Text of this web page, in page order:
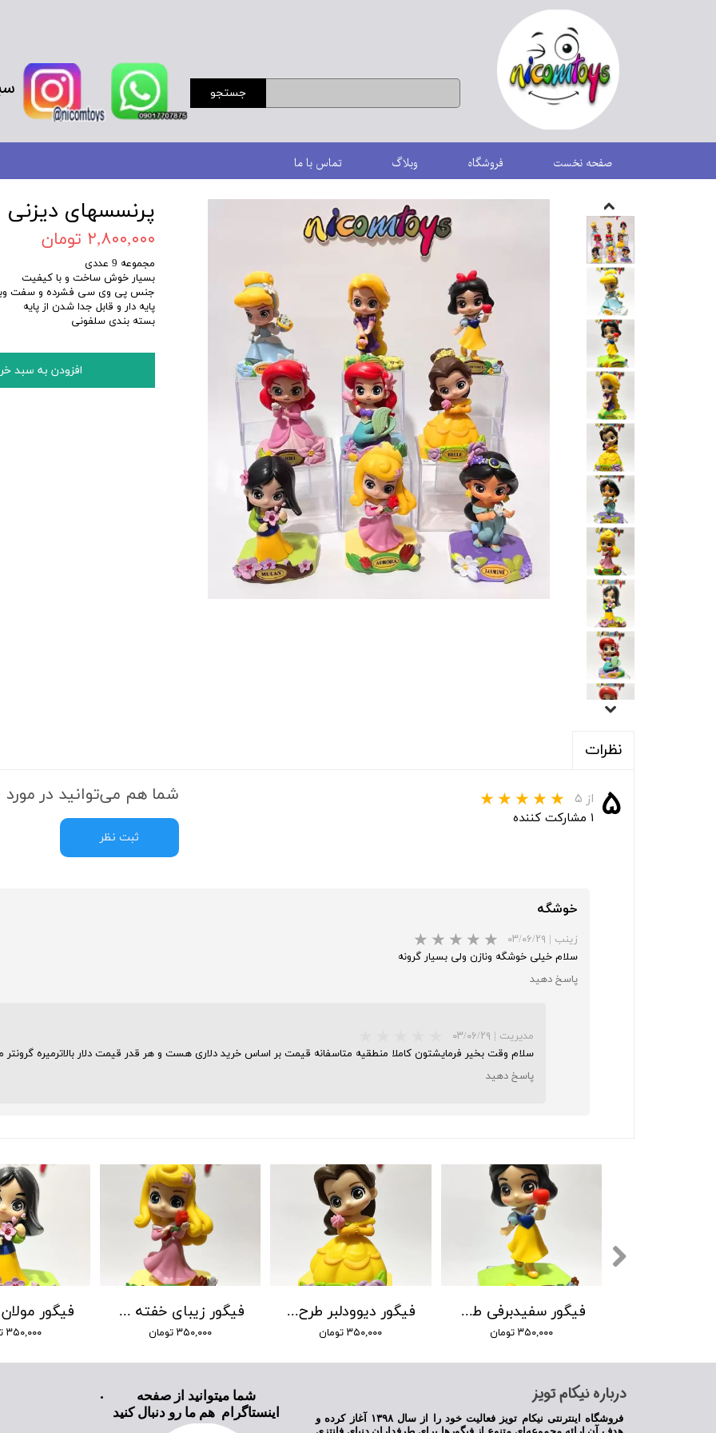
جستجو
صفحه نخست فروشگاه وبلاگ تماس با ما
پرنسسهای دیزنی
۲,۸۰۰,۰۰۰ تومان
مجموعه 9 عددی
بسیار خوش ساخت و با کیفیت
جنس پی وی سی فشرده و سفت
پایه دار و قابل جدا شدن از پایه
بسته بندی سلفونی
افزودن به سبد
نظرات
۵ از ۵
۱ مشارکت کننده
شما هم می‌توانید در مورد
ثبت نظر
خوشگه
زینب
۰۳/۰۶/۲۹
سلام خیلی خوشگه ونازن ولی بسیار گرونه
پاسخ دهید
مدیریت
۰۳/۰۶/۲۹
سلام وقت بخیر فرمایشتون کاملا منطقیه متاسفانه قیمت بر اساس خرید دلاری هست و هر قدر قیمت دلار بالاترمیره
پاسخ دهید
۳۵۰,۰۰۰ تومان
فیگور زیبای خفته آرورا طرح جدید
۳۵۰,۰۰۰ تومان
فیگور دیوودلبر طرح جدید
۳۵۰,۰۰۰ تومان
فیگور سفیدبرفی طرح جدید
۳۵۰,۰۰۰ تومان
​درباره نیکام تویز
فروشگاه اینترنتی نیکام تویز فعالیت خود را از سال ۱۳۹۸ آغاز کرده و
شما میتوانید از صفحه
اینستاگرام هم ما رو دنبال کنید